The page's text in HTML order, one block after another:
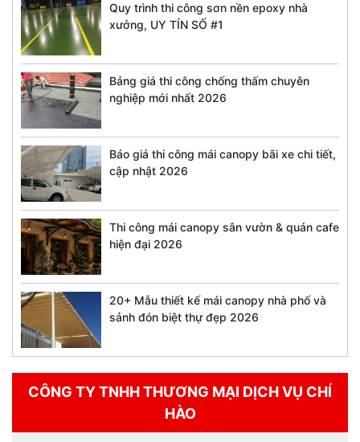
Quy trình thi công sơn nền epoxy nhà
xưởng, UY TÍN SỐ #1
Bảng giá thi công chống thấm chuyên
nghiệp mới nhất 2026
Báo giá thi công mái canopy bãi xe chi tiết,
cập nhật 2026
Thi công mái canopy sân vườn & quán cafe
hiện đại 2026
20+ Mẫu thiết kế mái canopy nhà phố và
sảnh đón biệt thự đẹp 2026
CÔNG TY TNHH THƯƠNG MẠI DỊCH VỤ CHÍ
HÀO